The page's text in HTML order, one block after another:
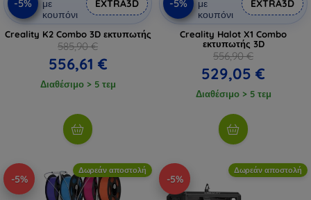
-5%
με
κουπόνι
EXTRA3D
Creality K2 Combo 3D εκτυπωτής
585,90 €
556,61 €
Διαθέσιμο > 5 τεμ
-5%
με
κουπόνι
EXTRA3D
Creality Halot X1 Combo
εκτυπωτής 3D
556,90 €
529,05 €
Διαθέσιμο > 5 τεμ
-5%
Δωρεάν αποστολή
-5%
Δωρεάν αποστολή